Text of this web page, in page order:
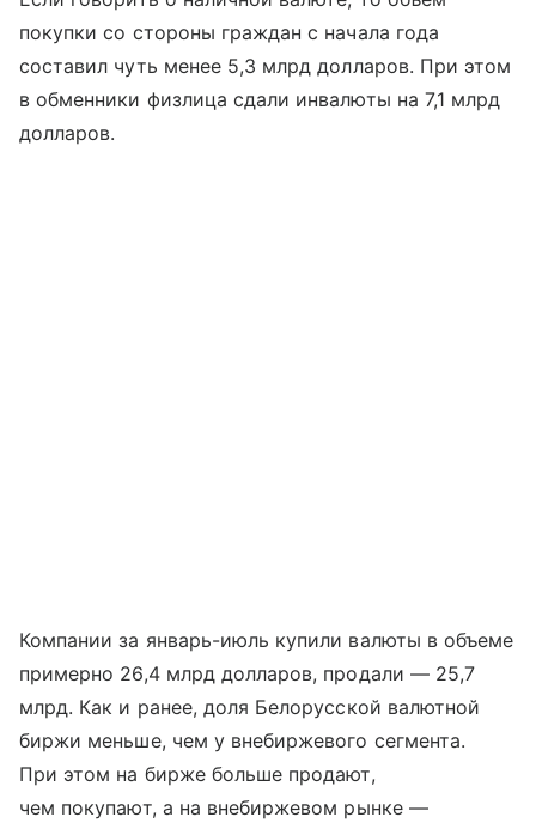
покупки со стороны граждан с начала года
составил чуть менее 5,3 млрд долларов. При этом
в обменники физлица сдали инвалюты на 7,1 млрд
долларов.
Компании за январь-июль купили валюты в объеме
примерно 26,4 млрд долларов, продали — 25,7
млрд. Как и ранее, доля Белорусской валютной
биржи меньше, чем у внебиржевого сегмента.
При этом на бирже больше продают,
чем покупают, а на внебиржевом рынке —